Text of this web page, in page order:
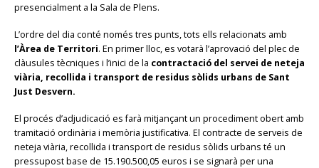
presencialment a la Sala de Plens.
L’ordre del dia conté només tres punts, tots ells relacionats amb
l’Àrea de Territori. En primer lloc, es votarà l’aprovació del plec de
clàusules tècniques i l’inici de la contractació del servei de neteja
viària, recollida i transport de residus sòlids urbans de Sant
Just Desvern.
El procés d’adjudicació es farà mitjançant un procediment obert amb
tramitació ordinària i memòria justificativa. El contracte de serveis de
neteja viària, recollida i transport de residus sòlids urbans té un
pressupost base de 15.190.500,05 euros i se signarà per una